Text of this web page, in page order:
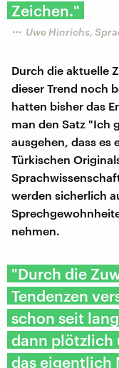
Zeichen."
Uwe Hinrichs,
Durch die aktuelle
dieser Trend noch
hatten bisher das
man den Satz "Ich
ausgehen, dass es
Türkischen
werden sicherlich
nehmen.
"Durch die
Tendenzen
schon seit
dann plötzlich
das eigentlich